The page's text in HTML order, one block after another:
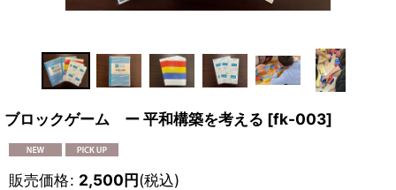
ブロックゲーム ー 平和構築を考える [fk-003]
販売価格: 2,500円(税込)